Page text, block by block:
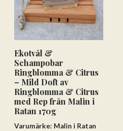
Ekotvål &
Schampobar
Ringblomma & Citrus
– Mild Doft av
Ringblomma & Citrus
med Rep från Malin i
Ratan 170g
Varumärke: Malin i Ratan